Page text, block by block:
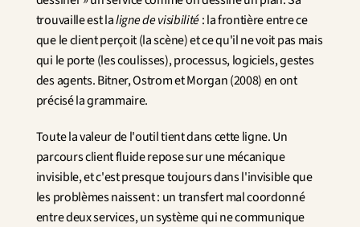
Digital & Tech
Territoires & Place Making
trouvaille est la ligne de visibilité : la frontière entre ce
que le client perçoit (la scène) et ce qu'il ne voit pas mais
qui le porte (les coulisses), processus, logiciels, gestes
des agents. Bitner, Ostrom et Morgan (2008) en ont
précisé la grammaire.
Toute la valeur de l'outil tient dans cette ligne. Un
parcours client fluide repose sur une mécanique
invisible, et c'est presque toujours dans l'invisible que
les problèmes naissent : un transfert mal coordonné
entre deux services, un système qui ne communique